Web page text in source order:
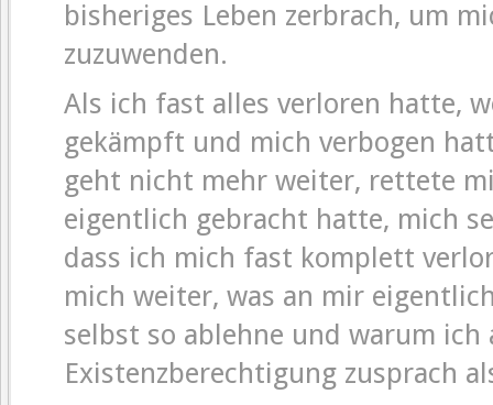
bisheriges Leben zerbrach, um
zuzuwenden.
Als ich fast alles verloren hatte,
gekämpft und mich verbogen
geht nicht mehr weiter, rettete
eigentlich gebracht hatte, mich
dass ich mich fast komplett
mich weiter, was an mir
selbst so ablehne und warum
Existenzberechtigung zusprach